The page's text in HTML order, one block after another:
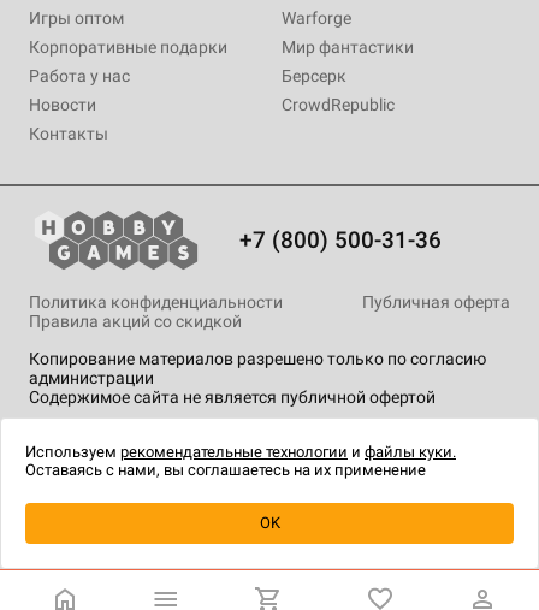
Игры оптом
Корпоративные подарки
Работа у нас
Новости
Контакты
Warforge
Мир фантастики
Берсерк
CrowdRepublic
+7 (800) 500-31-36
Копирование материалов разрешено только по согласию
администрации
Содержимое сайта не является публичной офертой
Политика конфиденциальности
Публичная оферта
Правила акций со скидкой
технологии .
Используем рекомендательные технологии и файлы куки.
Оставаясь с нами, вы соглашаетесь на их применение
OK